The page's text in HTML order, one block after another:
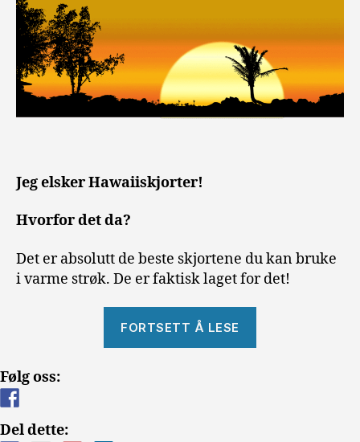
Jeg elsker Hawaiiskjorter!
Hvorfor det da?
Det er absolutt de beste skjortene du kan bruke
i varme strøk. De er faktisk laget for det!
FORTSETT Å LESE
Følg oss:
Del dette: